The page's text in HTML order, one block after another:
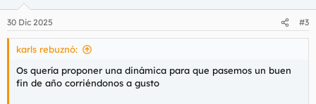
e
s
30 Dic 2025 #3
karls rebuznó:
Os quería proponer una dinámica para que pasemos un buen
fin de año corriéndonos a gusto